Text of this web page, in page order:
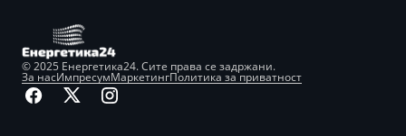
© 2025 Енергетика24. Сите права се задржани.
За насИмпресумМаркетингПолитика за приватност